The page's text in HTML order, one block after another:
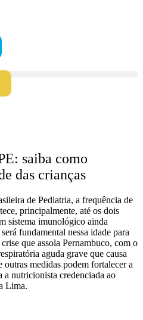
saiba como
das crianças
de Pediatria, a frequência de
principalmente, até os dois
sistema imunológico ainda
fundamental nessa idade para
que assola Pernambuco, com o
aguda grave que causa
medidas podem fortalecer a
nutricionista credenciada ao
Lima.